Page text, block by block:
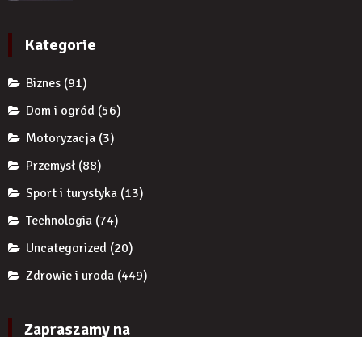
Kategorie
Biznes (91)
Dom i ogród (56)
Motoryzacja (3)
Przemysł (88)
Sport i turystyka (13)
Technologia (74)
Uncategorized (20)
Zdrowie i uroda (449)
Zapraszamy na